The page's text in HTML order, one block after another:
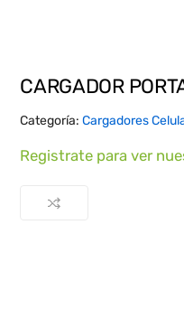
CARGADOR
Categoría:Cargadores
Registrate para ver